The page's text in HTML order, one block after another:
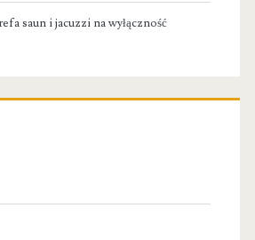
saun i jacuzzi na wyłączność